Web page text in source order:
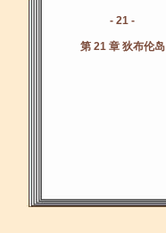
- 21 -
第 21 章 狄布伦岛